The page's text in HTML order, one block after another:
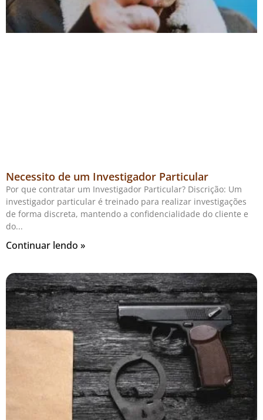
Necessito de um Investigador Particular
Por que contratar um Investigador Particular? Discrição: Um
investigador particular é treinado para realizar investigações
de forma discreta, mantendo a confidencialidade do cliente e
do
Continuar lendo »